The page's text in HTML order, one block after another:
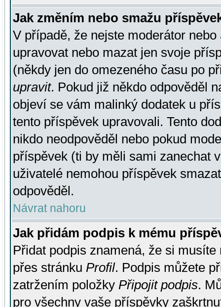
Jak změním nebo smažu
V případě, že nejste moderátor
upravovat nebo mazat jen svoje
(někdy jen do omezeného času po
upravit. Pokud již někdo odpověděl
objeví se vám malinký dodatek u
tento příspěvek upravovali. Tento
nikdo neodpověděl nebo pokud
příspěvek (ti by měli sami zanechat
uživatelé nemohou příspěvek
odpověděl.
Návrat nahoru
Jak přidám podpis k mému
Přidat podpis znamená, že si
přes stránku Profil. Podpis můžete
zatržením položky Připojit podpis.
pro všechny vaše příspěvky